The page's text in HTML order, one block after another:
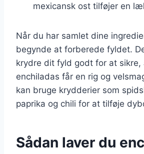
mexicansk ost tilføjer en
Når du har samlet dine
begynde at forberede fyldet.
krydre dit fyld godt for at sikre,
enchiladas får en rig og
kan bruge krydderier som
paprika og chili for at tilføje
Sådan laver du